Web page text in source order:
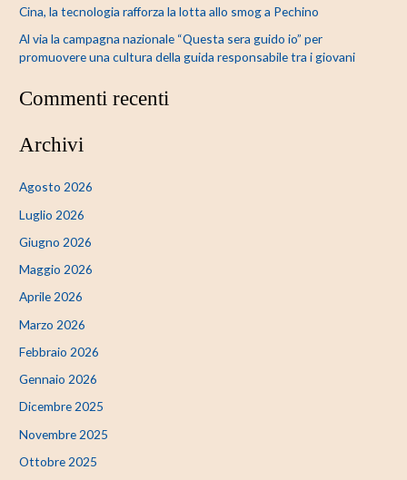
Cina, la tecnologia rafforza la lotta allo smog a Pechino
Al via la campagna nazionale “Questa sera guido io” per
promuovere una cultura della guida responsabile tra i giovani
Commenti recenti
Archivi
Agosto 2026
Luglio 2026
Giugno 2026
Maggio 2026
Aprile 2026
Marzo 2026
Febbraio 2026
Gennaio 2026
Dicembre 2025
Novembre 2025
Ottobre 2025